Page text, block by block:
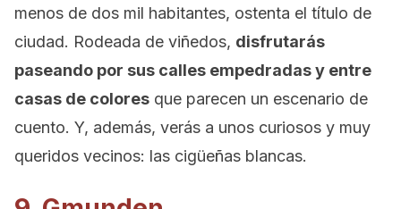
menos de dos mil habitantes, ostenta el título de
ciudad. Rodeada de viñedos, disfrutarás
paseando por sus calles empedradas y entre
casas de colores que parecen un escenario de
cuento. Y, además, verás a unos curiosos y muy
queridos vecinos: las cigüeñas blancas.